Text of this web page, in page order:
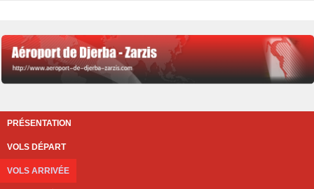
PRÉSENTATION
VOLS DÉPART
VOLS ARRIVÉE